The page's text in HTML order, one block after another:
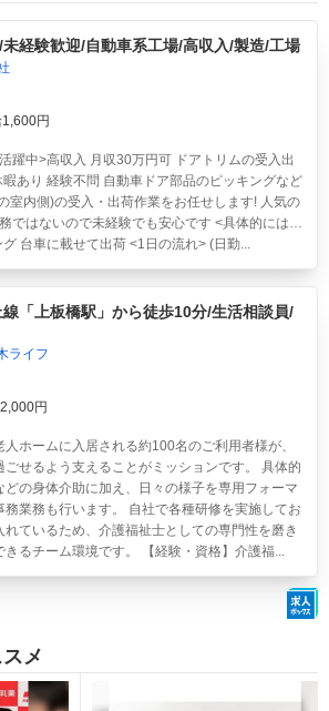
経験歓迎/自動車系工場/高収入/製造/工場
円
躍中>高収入 月収30万円可 ドアトリムの受入出
あり 経験不問 自動車ドア部品のピッキングなど
室内側)の受入・出荷作業をお任せします! 人気の
ではないので未経験でも安心です <具体的には…
台車に載せて出荷 <1日の流れ> (日勤...
「上板橋駅」から徒歩10分/生活相談員/
ライフ
円
人ホームに入居される約100名のご利用者様が、
せるよう支えることがミッションです。 具体的
どの身体介助に加え、日々の様子を専用フォーマ
務業務も行います。 自社で各種研修を実施してお
れているため、介護福祉士としての専門性を磨き
るチーム環境です。 【経験・資格】介護福...
メ